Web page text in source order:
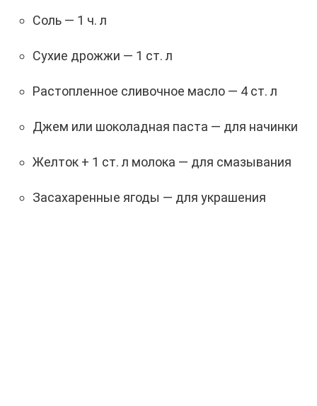
Соль — 1 ч. л
Сухие дрожжи — 1 ст. л
Растопленное сливочное масло — 4 ст. л
Джем или шоколадная паста — для начинки
Желток + 1 ст. л молока — для смазывания
Засахаренные ягоды — для украшения